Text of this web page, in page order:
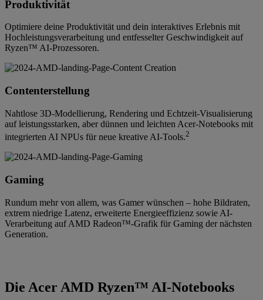
Produktivität
Optimiere deine Produktivität und dein interaktives Erlebnis mit
Hochleistungsverarbeitung und entfesselter Geschwindigkeit auf
Ryzen™ AI-Prozessoren.
Contenterstellung
Nahtlose 3D-Modellierung, Rendering und Echtzeit-Visualisierung
auf leistungsstarken, aber dünnen und leichten Acer-Notebooks mit
integrierten AI NPUs für neue kreative AI-Tools.2
Gaming
Rundum mehr von allem, was Gamer wünschen – hohe Bildraten,
extrem niedrige Latenz, erweiterte Energieeffizienz sowie AI-
Verarbeitung auf AMD Radeon™-Grafik für Gaming der nächsten
Generation.
Die Acer AMD Ryzen™ AI-Notebooks